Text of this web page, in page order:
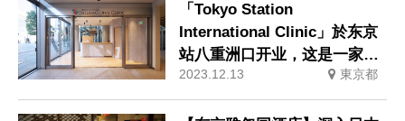
「Tokyo Station
International Clinic」於东京
站八重洲口开业，这是一家专
门为外国人提供医疗服务的诊
所，所有工作人员都会说英语
2023.12.13 東京都